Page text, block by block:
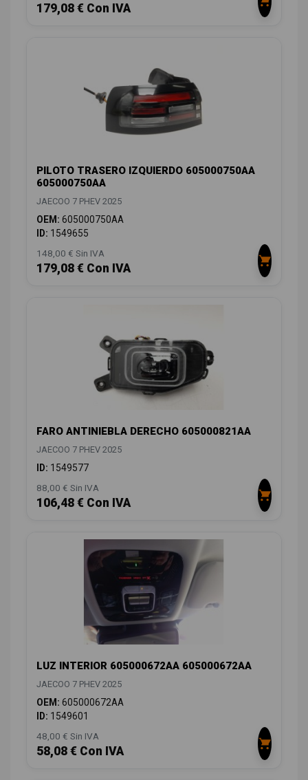
179,08 € Con IVA
PILOTO TRASERO IZQUIERDO 605000750AA
605000750AA
JAECOO 7 PHEV 2025
OEM: 605000750AA
ID: 1549655
148,00 € Sin IVA
179,08 € Con IVA
FARO ANTINIEBLA DERECHO 605000821AA
JAECOO 7 PHEV 2025
ID: 1549577
88,00 € Sin IVA
106,48 € Con IVA
LUZ INTERIOR 605000672AA 605000672AA
JAECOO 7 PHEV 2025
OEM: 605000672AA
ID: 1549601
48,00 € Sin IVA
58,08 € Con IVA